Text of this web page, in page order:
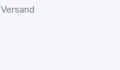
Versand